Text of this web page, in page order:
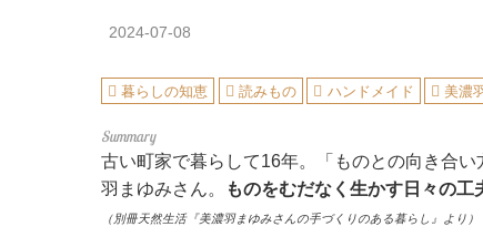
2024-07-08
暮らしの知恵 読みもの ハンドメイド 美濃
古い町家で暮らして16年。「ものとの向き合
羽まゆみさん。
ものをむだなく生かす日々の工
（別冊天然生活『美濃羽まゆみさんの手づくりのある暮らし』より）